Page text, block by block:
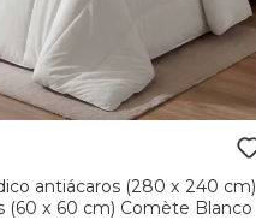
antiácaros (280 x 240 cm)
(60 x 60 cm) Comète Blanco